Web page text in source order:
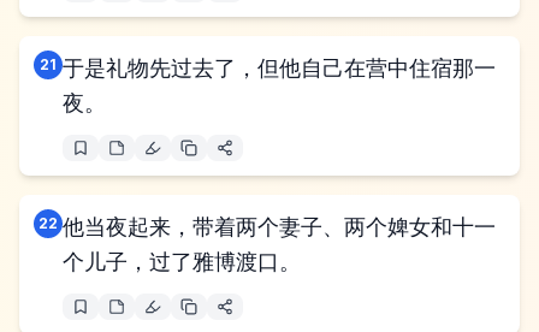
21 于是礼物先过去了，但他自己在营中住宿那一
夜。
22 他当夜起来，带着两个妻子、两个婢女和十一
个儿子，过了雅博渡口。